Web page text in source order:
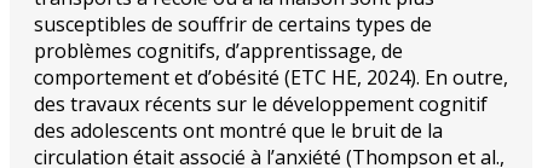
susceptibles de souffrir de certains types de
problèmes cognitifs, d’apprentissage, de
comportement et d’obésité (ETC HE, 2024). En outre,
des travaux récents sur le développement cognitif
des adolescents ont montré que le bruit de la
circulation était associé à l’anxiété (Thompson et al.,